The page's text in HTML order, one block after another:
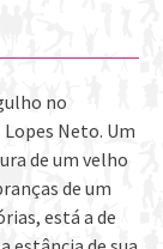
no
Neto. Um
de um velho
de um
está a de